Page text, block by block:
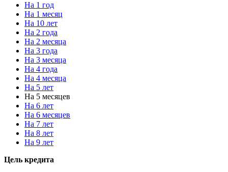
На 1 год
На 1 месяц
На 10 лет
На 2 года
На 2 месяца
На 3 года
На 3 месяца
На 4 года
На 4 месяца
На 5 лет
На 5 месяцев
На 6 лет
На 6 месяцев
На 7 лет
На 8 лет
На 9 лет
Цель кредита